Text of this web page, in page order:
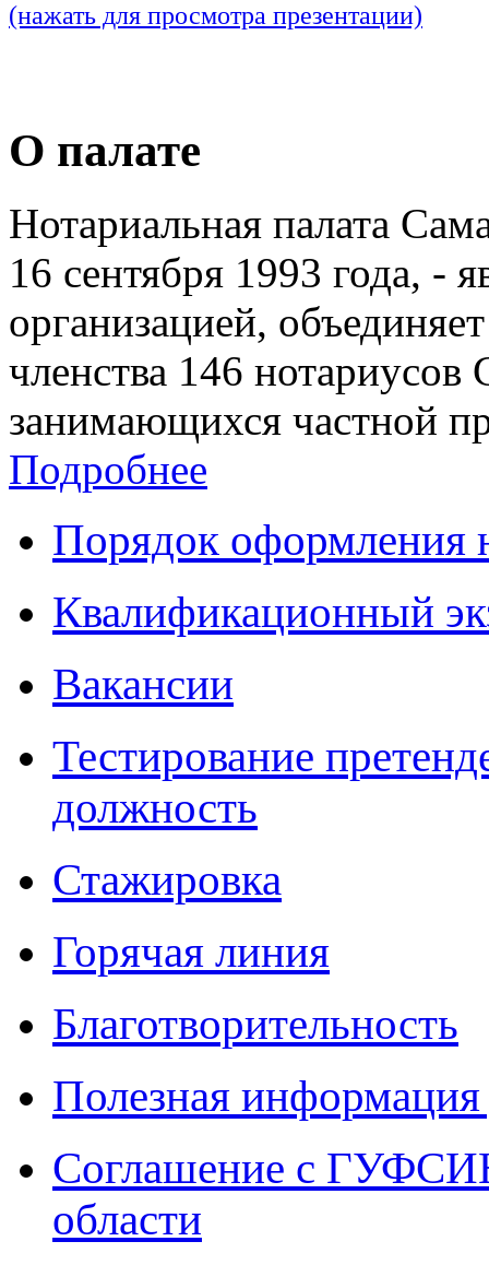
(нажать для просмотра презентации)
О палате
Нотариальная палата
16 сентября 1993 года, -
организацией,
членства 146 нотариусов
занимающихся частной
Подробнее
Порядок оформления
Квалификационный
Вакансии
Тестирование
должность
Стажировка
Горячая линия
Благотворительность
Полезная
Соглашение с
области